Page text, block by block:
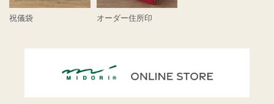
祝儀袋 オーダー住所印